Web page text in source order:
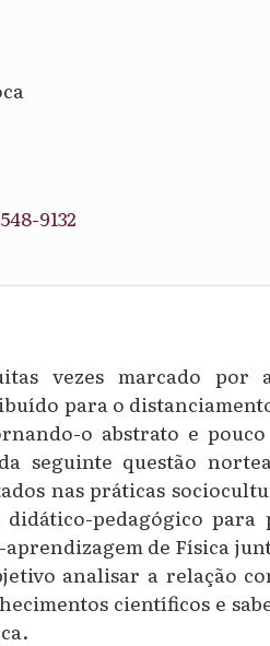
9132
vezes marcado por
para o
o abstrato e
seguinte questão
nas práticas
pedagógico
de Física
analisar a relação
científicos e